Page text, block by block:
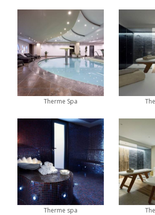
Therme Spa
Therme spa